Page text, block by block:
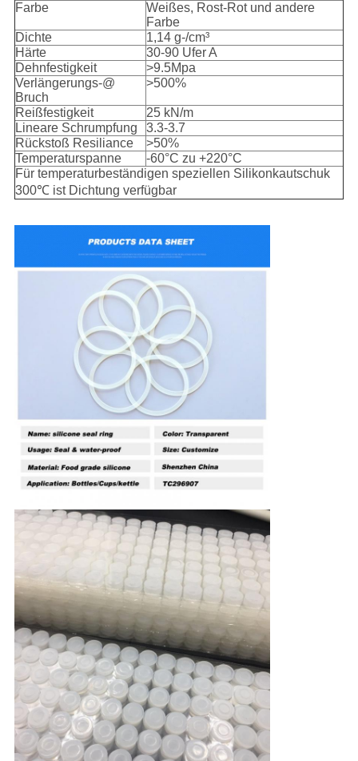
Farbe
Weißes, Rost-Rot und andere
Farbe
Dichte
1,14 g-/cm³
Härte
30-90 Ufer A
Dehnfestigkeit
>9.5Mpa
Verlängerungs-@
Bruch
>500%
Reißfestigkeit
25 kN/m
Lineare Schrumpfung
3.3-3.7
Rückstoß Resiliance
>50%
Temperaturspanne
-60°C zu +220°C
Für temperaturbeständigen speziellen Silikonkautschuk
300℃ ist Dichtung verfügbar